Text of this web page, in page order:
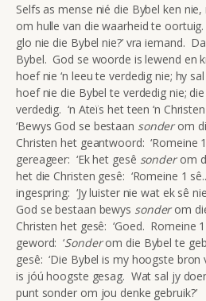
Selfs as mense nié die Bybel ken
om hulle van die waarheid te
glo nie die Bybel nie?’ vra iemand.
Bybel. God se woorde is lewend en
hoef nie ‘n leeu te verdedig nie; hy
hoef nie die Bybel te verdedig nie;
verdedig. ‘n Ateïs het teen ‘n
‘Bewys God se bestaan sonderom
Christen het geantwoord: ‘Romeine
gereageer: ‘Ek het gesê sonderom
het die Christen gesê: ‘Romeine 1
ingespring: ‘Jy luister nie wat ek sê
God se bestaan bewys sonderom
Christen het gesê: ‘Goed. Romeine
geword: ‘Sonderom die Bybel te
gesê: ‘Die Bybel is my hoogste bron
is jóú hoogste gesag. Wat sal jy
punt sonder om jou denke gebruik?’